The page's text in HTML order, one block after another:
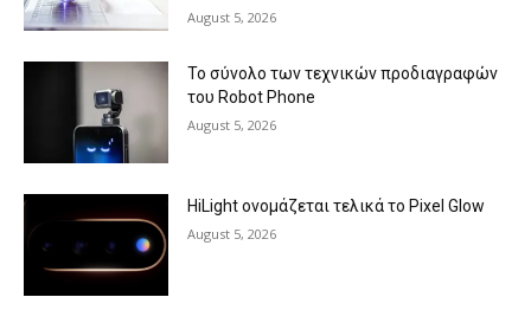
August 5, 2026
Το σύνολο των τεχνικών προδιαγραφών
του Robot Phone
August 5, 2026
HiLight ονομάζεται τελικά το Pixel Glow
August 5, 2026